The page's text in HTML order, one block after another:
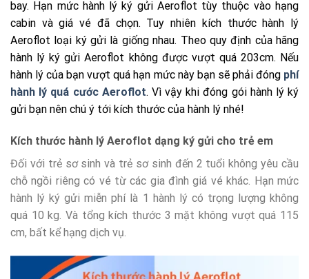
bay. Hạn mức hành lý ký gửi Aeroflot tùy thuộc vào hạng
cabin và giá vé đã chọn. Tuy nhiên kích thước hành lý
Aeroflot loại ký gửi là giống nhau. Theo quy định của hãng
hành lý ký gửi Aeroflot không được vượt quá 203cm. Nếu
hành lý của bạn vượt quá hạn mức này bạn sẽ phải đóng phí
hành lý quá cước Aeroflot. Vì vậy khi đóng gói hành lý ký
gửi bạn nên chú ý tới kích thước của hành lý nhé!
Kích thước hành lý Aeroflot dạng ký gửi cho trẻ em
Đối với trẻ sơ sinh và trẻ sơ sinh đến 2 tuổi không yêu cầu
chỗ ngồi riêng có vé từ các gia đình giá vé khác. Hạn mức
hành lý ký gửi miễn phí là 1 hành lý có trọng lượng không
quá 10 kg. Và tổng kích thước 3 mặt không vượt quá 115
cm, bất kể hạng dịch vụ.